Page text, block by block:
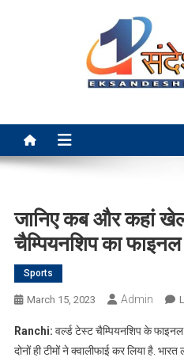
जानिए कब और कहां
चैम्पियनशिप का
Sports
March 15, 2023 Admin
Ranchi: वर्ल्ड टेस्ट चैम्पियनशिप के
दोनों ही टीमों ने क्वालीफाई कर लिया है.